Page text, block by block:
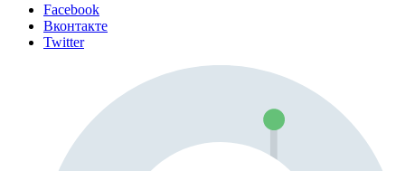
Facebook
Вконтакте
Twitter